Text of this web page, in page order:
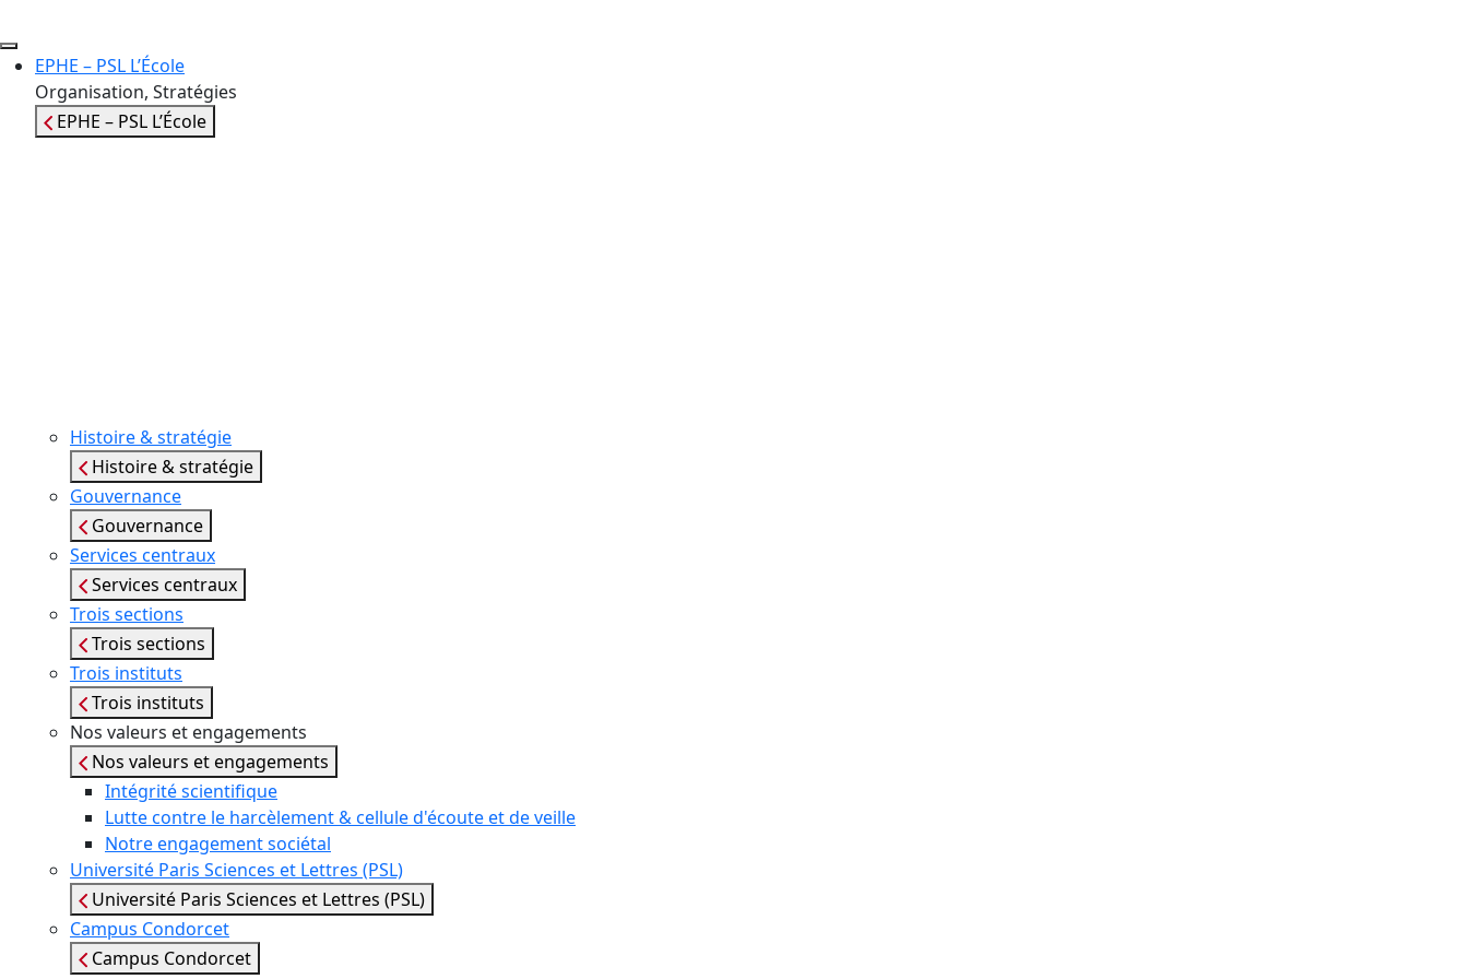
Navigation principale
EPHE – PSL L’École
Organisation, Stratégies
EPHE – PSL L’École
Histoire & stratégie
Histoire & stratégie
Gouvernance
Gouvernance
Services centraux
Services centraux
Trois sections
Trois sections
Trois instituts
Trois instituts
Nos valeurs et engagements
Nos valeurs et engagements
Intégrité scientifique
Lutte contre le harcèlement & cellule d'écoute et de veille
Notre engagement sociétal
Université Paris Sciences et Lettres (PSL)
Université Paris Sciences et Lettres (PSL)
Campus Condorcet
Campus Condorcet